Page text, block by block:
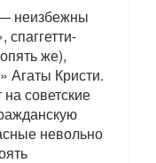
неизбежны
же),
Агаты Кристи.
советские
невольно